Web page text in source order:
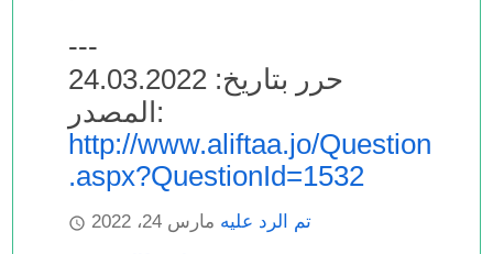
---
حرر بتاريخ: 24.03.2022
المصدر:
http://www.aliftaa.jo/Question
.aspx?QuestionId=1532
تم الرد عليه مارس 24، 2022